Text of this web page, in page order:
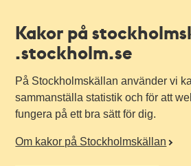
Kakor på
.stockholm.se
På Stockholmskällan använder vi
sammanställa statistik och för att
fungera på ett bra sätt för dig.
Om kakor på Stockholmskällan